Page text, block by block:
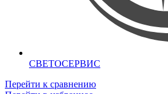
СВЕТОСЕРВИС
Перейти к сравнению